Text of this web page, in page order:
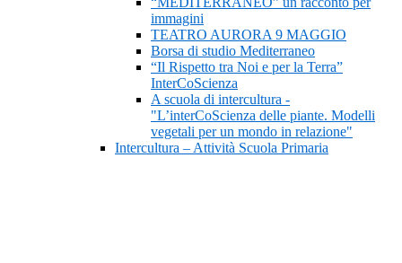
immagini
TEATRO AURORA 9 MAGGIO
Borsa di studio Mediterraneo
“Il Rispetto tra Noi e per la Terra”
InterCoScienza
A scuola di intercultura -
"L’interCoScienza delle piante. Modelli
vegetali per un mondo in relazione"
Intercultura – Attività Scuola Primaria